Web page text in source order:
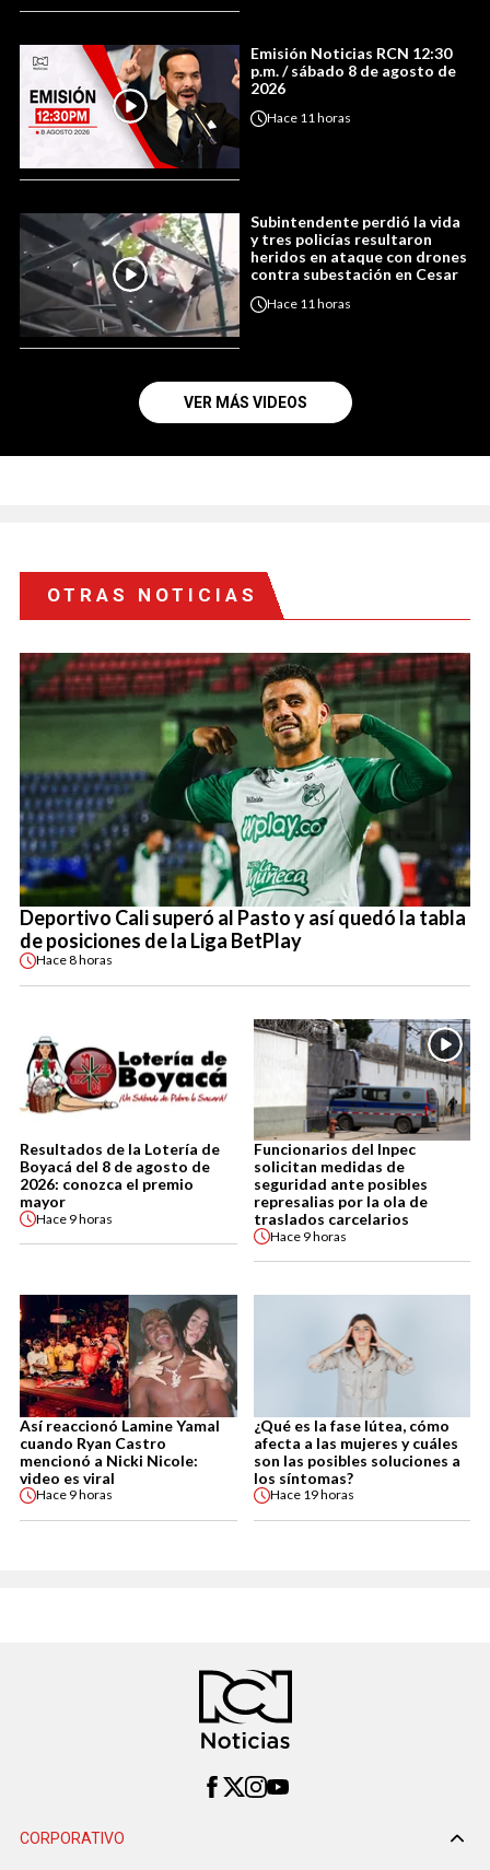
Emisión Noticias RCN 12:30
p.m. / sábado 8 de agosto de
2026
Hace 11 horas
Subintendente perdió la vida
y tres policías resultaron
heridos en ataque con drones
contra subestación en Cesar
Hace 11 horas
VER MÁS VIDEOS
OTRAS NOTICIAS
Deportivo Cali superó al Pasto y así quedó la tabla
de posiciones de la Liga BetPlay
Hace8 horas
Resultados de la Lotería de
Boyacá del 8 de agosto de
2026: conozca el premio
mayor
Hace 9 horas
Funcionarios del Inpec
solicitan medidas de
seguridad ante posibles
represalias por la ola de
traslados carcelarios
Hace 9 horas
Así reaccionó Lamine Yamal
cuando Ryan Castro
mencionó a Nicki Nicole:
video es viral
Hace 9 horas
¿Qué es la fase lútea, cómo
afecta a las mujeres y cuáles
son las posibles soluciones a
los síntomas?
Hace 19 horas
CORPORATIVO